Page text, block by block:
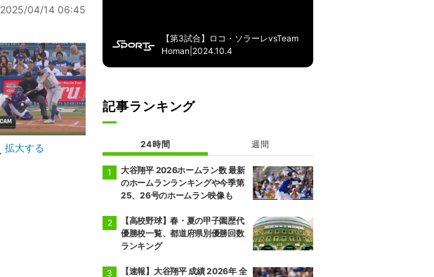
2025/04/14 06:45
拡大する
【第3試合】ロコ・ソラーレvsTeam
Homan|2024.10.4
記事ランキング
24時間 週間
大谷翔平 2026ホームラン数 最新
のホームランランキングや今季第
25、26号のホームラン映像も
【高校野球】春・夏の甲子園歴代
優勝校一覧、都道府県別優勝回数
ランキング
【速報】大谷翔平 成績 2026年 全